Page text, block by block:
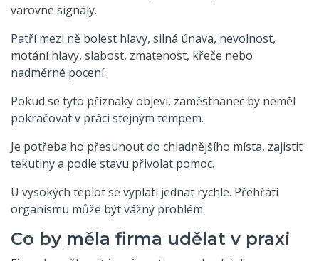
varovné signály.
Patří mezi ně bolest hlavy, silná únava, nevolnost,
motání hlavy, slabost, zmatenost, křeče nebo
nadměrné pocení.
Pokud se tyto příznaky objeví, zaměstnanec by neměl
pokračovat v práci stejným tempem.
Je potřeba ho přesunout do chladnějšího místa, zajistit
tekutiny a podle stavu přivolat pomoc.
U vysokých teplot se vyplatí jednat rychle. Přehřátí
organismu může být vážný problém.
Co by měla firma udělat v praxi